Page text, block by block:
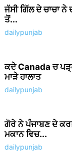
ਜੱਸੀ ਗਿੱਲ ਦੇ ਚਾਚਾ ਨੇ
ਤੋਂ...
dailypunjab
ਕਦੇ Canada ਚ
ਮਾੜੇ ਹਾਲਾਤ
dailypunjab
ਗੋਰੇ ਨੇ ਪੰਜਾਬਣ ਦੇ
ਮਕਾਨ ਵਿਚ...
dailypunjab